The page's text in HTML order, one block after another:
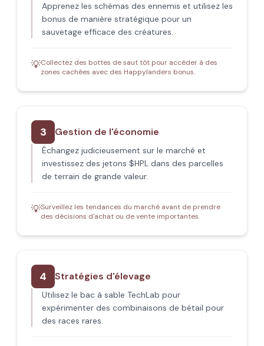
Apprenez les schémas des ennemis et utilisez les
bonus de manière stratégique pour un
sauvetage efficace des créatures.
💡Collectez des bottes de saut tôt pour accéder à des
zones cachées avec des Happylanders bonus.
3 Gestion de l'économie
Échangez judicieusement sur le marché et
investissez des jetons $HPL dans des parcelles
de terrain de grande valeur.
💡Surveillez les tendances du marché avant de prendre
des décisions d'achat ou de vente importantes.
4 Stratégies d'élevage
Utilisez le bac à sable TechLab pour
expérimenter des combinaisons de bétail pour
des races rares.